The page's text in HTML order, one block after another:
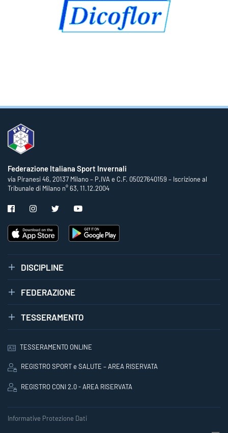
Federazione Italiana Sport Invernali
via Piranesi 46, 20137 Milano – P.IVA e C.F. 05027640159 – Iscrizione al
Tribunale di Milano n° 63, 11.12.2004
DISCIPLINE
FEDERAZIONE
TESSERAMENTO
TESSERAMENTO ONLINE
REGISTRO SPORT e SALUTE – AREA RISERVATA
REGISTRO CONI 2.0 - AREA RISERVATA
Informative Protezione Dati